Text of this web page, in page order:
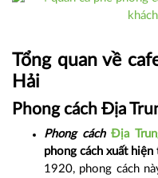
Tổng quan về
Hải
Phong cách Địa
Phong cách Địa
phong cách xuất
1920, phong cách